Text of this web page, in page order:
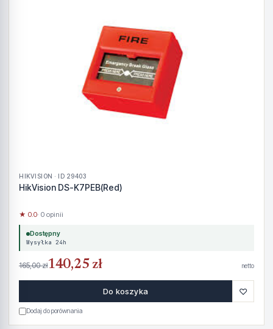
HIKVISION · ID 29403
HikVision DS-K7PEB(Red)
★ 0.0· 0 opinii
Dostępny
Wysyłka 24h
165,00 zł140,25 zł netto
Do koszyka ♡
Dodaj do porównania